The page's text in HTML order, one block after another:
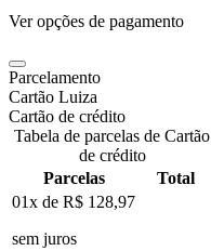
Ver opções de pagamento
Parcelamento
Cartão Luiza
Cartão de crédito
Tabela de parcelas de Cartão
de crédito
Parcelas
Total
01x de R$ 128,97
sem juros